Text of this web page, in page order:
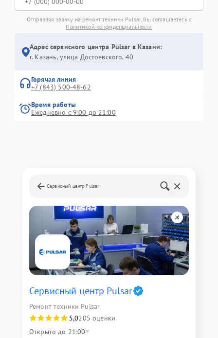
Отправляя заявку на ремонт техники Pulsar, Вы соглашаетесь с
Политикой конфиденциальности
Адрес сервисного центра Pulsar в Казани:
г. Казань, улица Достоевского, 40
Горячая линия
+7 (843) 500-48-62
Время работы
Ежедневно с 9:00 до 21:00
Сервисный центр Pulsar
Сервисный центр Pulsar
Ремонт техники Pulsar
5,0205 оценки
Открыто до 21:00